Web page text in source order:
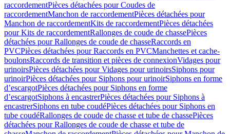
raccordementPièces détachées pour Coudes de
raccordementManchon de raccordementPièces détachées pour
Manchon de raccordementKits de raccordementPièces détachées
pour Kits de raccordementRallonges de coude de chassePièces
détachées pour Rallonges de coude de chasseRaccords en
PVCPièces détachées pour Raccords en PVCManchettes et cache-
boulonsRaccords de transition et pièces de connexionVidages pour
urinoirsPièces détachées pour Vidages pour urinoirsSiphons pour
urinoirPièces détachées pour Siphons pour urinoirSiphons en forme
d’escargotPièces détachées pour Siphons en forme
d’escargotSiphons à encastrerPièces détachées pour Siphons à
encastrerSiphons en tube coudéPièces détachées pour Siphons en
tube coudéRallonges de coude de chasse et tube de chassePièces
détachées pour Rallonges de coude de chasse et tube de